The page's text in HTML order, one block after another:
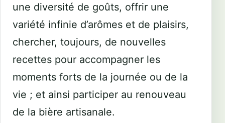
une diversité de goûts, offrir une
variété infinie d’arômes et de plaisirs,
chercher, toujours, de nouvelles
recettes pour accompagner les
moments forts de la journée ou de la
vie ; et ainsi participer au renouveau
de la bière artisanale.